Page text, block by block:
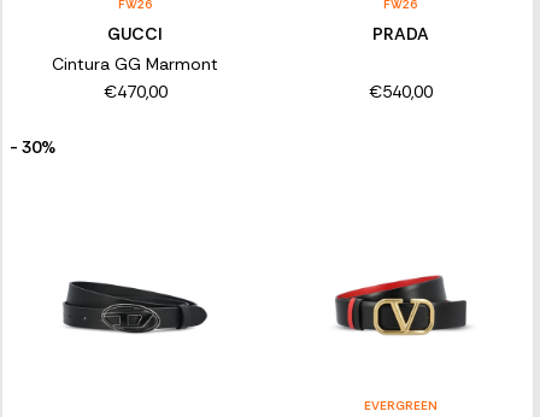
FW26
GUCCI
Cintura GG Marmont
€470,00
FW26
PRADA
€540,00
- 30%
EVERGREEN